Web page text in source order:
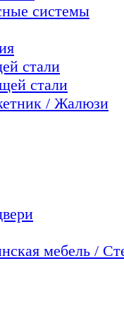
системы
стали
стали
/ Жалюзи
мебель /